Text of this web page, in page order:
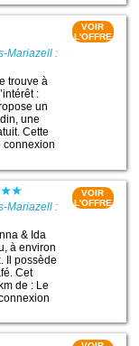
Mariazell :
trouve à
:
un
une
Cette
connexion
VOIR
L'OFFRE
Mariazell :
& Ida
à environ
Il possède
Cet
de : Le
VOIR
L'OFFRE